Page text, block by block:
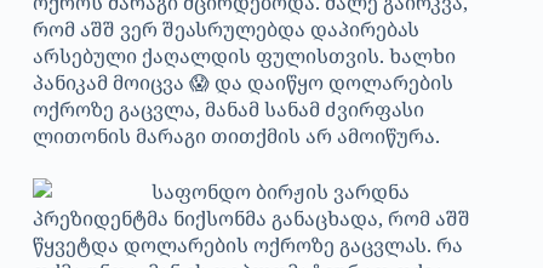
რომ აშშ ვერ შეასრულებდა დაპირებას
არსებული ქაღალდის ფულისთვის. ხალხი
პანიკამ მოიცვა 😱 და დაიწყო დოლარების
ოქროზე გაცვლა, მანამ სანამ ძვირფასი
ლითონის მარაგი თითქმის არ ამოიწურა.
პრეზიდენტმა ნიქსონმა განაცხადა, რომ აშშ
წყვეტდა დოლარების ოქროზე გაცვლას. რა